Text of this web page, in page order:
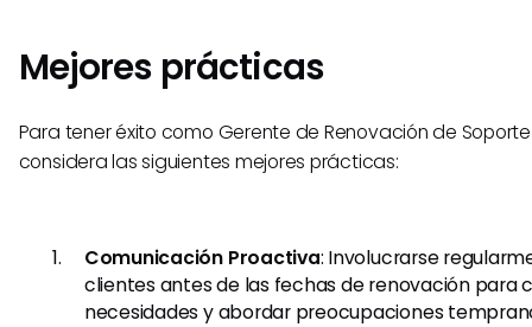
Mejores prácticas
Para tener éxito como Gerente de Renovación de
considera las siguientes mejores prácticas:
Comunicación Proactiva: Involucrarse
clientes antes de las fechas de renovación para
necesidades y abordar preocupaciones